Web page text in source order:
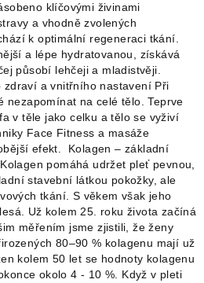
klíčovými živinami
a vhodně zvolených
k optimální regeneraci tkání.
a lépe hydratovanou, získává
působí lehčeji a mladistvěji.
zdraví a vnitřního nastavení Při
nezapomínat na celé tělo. Teprve
v těle jako celku a tělo se vyživí
Face Fitness a masáže
efekt. Kolagen – základní
pomáhá udržet pleť pevnou,
stavební látkou pokožky, ale
tkání. S věkem však jeho
Už kolem 25. roku života začíná
měřením jsme zjistili, že ženy
80–90 % kolagenu mají už
kolem 50 let se hodnoty kolagenu
okolo 4 - 10 %. Když v pleti